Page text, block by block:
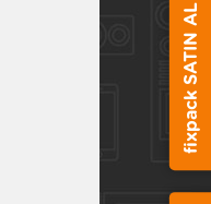
fixpack SATIN AL